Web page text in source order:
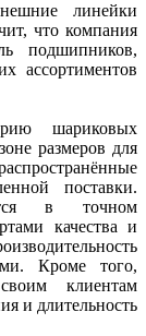
линейки
что компания
подшипников,
ассортиментов
шариковых
размеров для
поставки.
в точном
качества и
Кроме того,
клиентам
и длительность